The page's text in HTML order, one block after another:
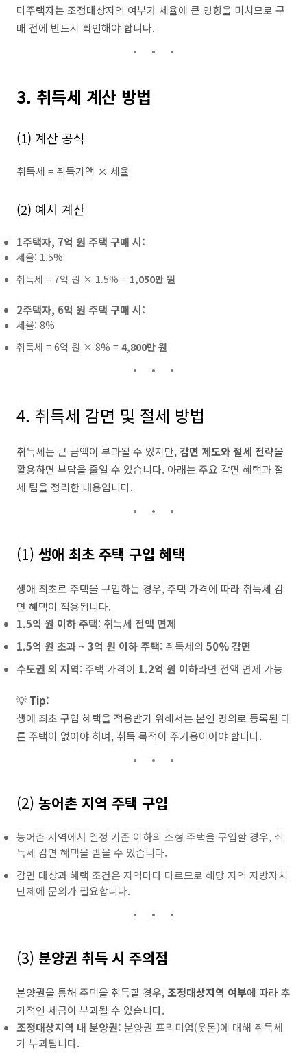
다주택자는 조정대상지역 여부가 세율에 큰 영향을 미치므로 구
매 전에 반드시 확인해야 합니다.
3. 취득세 계산 방법
(1) 계산 공식
취득세 = 취득가액 × 세율
(2) 예시 계산
1주택자, 7억 원 주택 구매 시:
세율: 1.5%
취득세 = 7억 원 × 1.5% = 1,050만 원
2주택자, 6억 원 주택 구매 시:
세율: 8%
취득세 = 6억 원 × 8% = 4,800만 원
4. 취득세 감면 및 절세 방법
취득세는 큰 금액이 부과될 수 있지만,감면 제도와 절세 전략을
활용하면 부담을 줄일 수 있습니다. 아래는 주요 감면 혜택과 절
세 팁을 정리한 내용입니다.
(1) 생애 최초 주택 구입 혜택
생애 최초로 주택을 구입하는 경우, 주택 가격에 따라 취득세 감
면 혜택이 적용됩니다.
1.5억 원 이하 주택: 취득세 전액 면제
1.5억 원 초과 ~ 3억 원 이하 주택: 취득세의 50% 감면
수도권 외 지역: 주택 가격이 1.2억 원 이하라면 전액 면제 가능
💡 Tip:
생애 최초 구입 혜택을 적용받기 위해서는 본인 명의로 등록된 다
른 주택이 없어야 하며, 취득 목적이 주거용이어야 합니다.
(2) 농어촌 지역 주택 구입
농어촌 지역에서 일정 기준 이하의 소형 주택을 구입할 경우, 취
득세 감면 혜택을 받을 수 있습니다.
감면 대상과 혜택 조건은 지역마다 다르므로 해당 지역 지방자치
단체에 문의가 필요합니다.
(3) 분양권 취득 시 주의점
분양권을 통해 주택을 취득할 경우,조정대상지역 여부에 따라 추
가적인 세금이 부과될 수 있습니다.
조정대상지역 내 분양권: 분양권 프리미엄(웃돈)에 대해 취득세
가 부과됩니다.